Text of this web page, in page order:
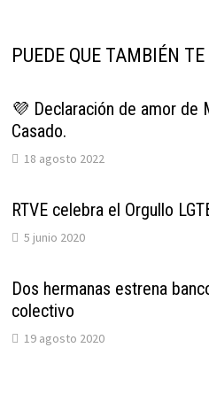
PUEDE QUE TAMBIÉN TE
💜 Declaración de amor de
Casado.
18 agosto 2022
RTVE celebra el Orgullo
5 junio 2020
Dos hermanas estrena
colectivo
19 agosto 2020